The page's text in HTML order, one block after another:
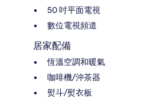
50 吋平面電視
數位電視頻道
居家配備
恆溫空調和暖氣
咖啡機/沖茶器
熨斗/熨衣板